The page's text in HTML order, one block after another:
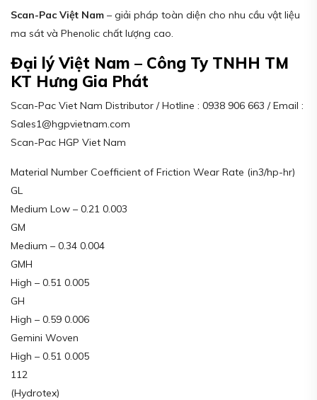
Scan-Pac Việt Nam – giải pháp toàn diện cho nhu cầu vật liệu
ma sát và Phenolic chất lượng cao.
Đại lý Việt Nam – Công Ty TNHH TM
KT Hưng Gia Phát
Scan-Pac Viet Nam Distributor / Hotline : 0938 906 663 / Email :
Sales1@hgpvietnam.com
Scan-Pac HGP Viet Nam
Material Number Coefficient of Friction Wear Rate (in3/hp-hr)
GL
Medium Low – 0.21 0.003
GM
Medium – 0.34 0.004
GMH
High – 0.51 0.005
GH
High – 0.59 0.006
Gemini Woven
High – 0.51 0.005
112
(Hydrotex)